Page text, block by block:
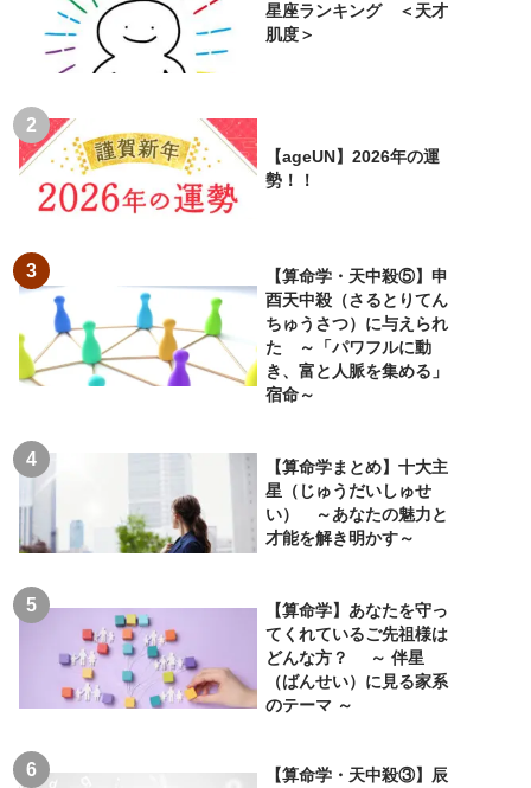
星座ランキング ＜天才
肌度＞
【ageUN】2026年の運
勢！！
【算命学・天中殺⑤】申
酉天中殺（さるとりてん
ちゅうさつ）に与えられ
た ～「パワフルに動
き、富と人脈を集める」
宿命～
【算命学まとめ】十大主
星（じゅうだいしゅせ
い） ～あなたの魅力と
才能を解き明かす～
【算命学】あなたを守っ
てくれているご先祖様は
どんな方？ ～ 伴星
（ばんせい）に見る家系
のテーマ ～
【算命学・天中殺③】辰